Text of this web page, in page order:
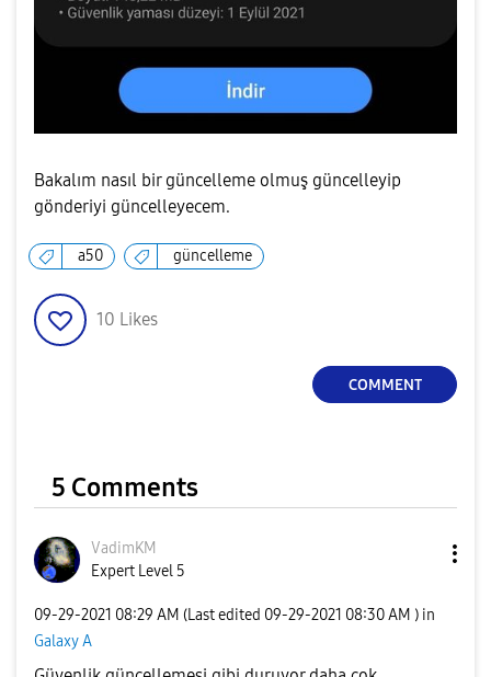
Bakalım nasıl bir güncelleme olmuş güncelleyip
gönderiyi güncelleyecem.
a50 güncelleme
10 Likes
COMMENT
5 Comments
VadimKM
Expert Level 5
‎09-29-2021 08:29 AM (Last edited ‎09-29-2021 08:30 AM ) in
Galaxy A